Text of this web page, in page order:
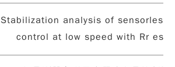
Stabilization analysis of sensorless
control at low speed with Rr